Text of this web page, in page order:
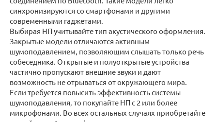
синхронизируются со смартфонами и другими
современными гаджетами.
Выбирая НП учитывайте тип акустического оформления.
Закрытые модели отличаются активным
шумоподавлением, позволяющим слышать только речь
собеседника. Открытые и полуоткрытые устройства
частично пропускают внешние звуки и дают
возможность не отрываться от окружающего мира.
Если требуется повысить эффективность системы
шумоподавления, то покупайте НП с 2 или более
микрофонами. Во всех остальных случаях приобретайте